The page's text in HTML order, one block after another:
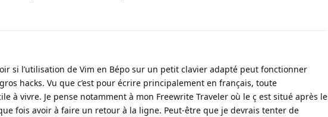
si l’utilisation de Vim en Bépo sur un petit clavier adapté peut fonctionner
hacks. Vu que c’est pour écrire principalement en français, toute
à vivre. Je pense notamment à mon Freewrite Traveler où le ç est situé après le
fois avoir à faire un retour à la ligne. Peut-être que je devrais tenter de